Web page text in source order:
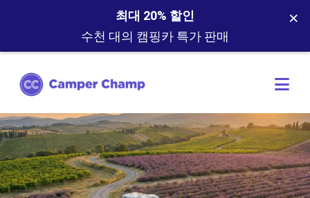
최대 20% 할인
수천 대의 캠핑카 특가 판매
×